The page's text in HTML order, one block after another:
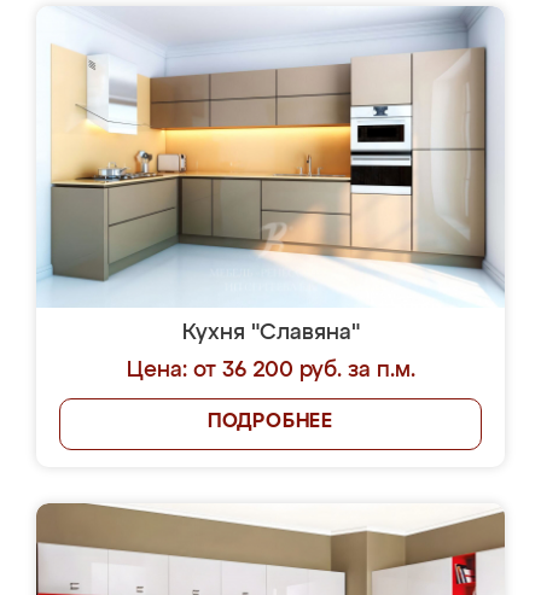
Кухня "Славяна"
Цена: от 36 200 руб. за п.м.
ПОДРОБНЕЕ